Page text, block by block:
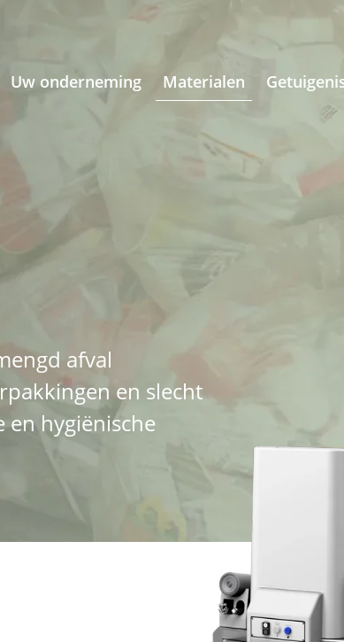
Uw onderneming Materialen
afval
en slecht
en hygiënische